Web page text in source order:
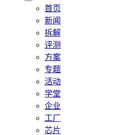
首页
新闻
拆解
评测
方案
专题
活动
学堂
企业
工厂
芯片